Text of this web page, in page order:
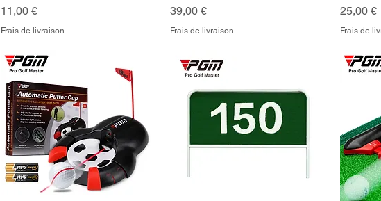
Prix
11,00 €
Frais de livraison
Prix
39,00 €
Frais de livraison
Prix
25,00 €
Frais de